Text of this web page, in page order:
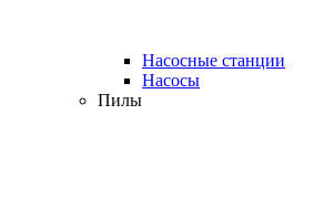
Насосные станции
Насосы
Пилы